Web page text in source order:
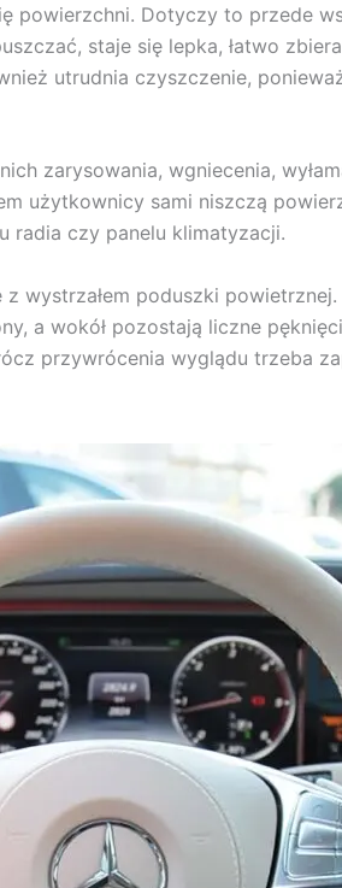
powierzchni. Dotyczy to przede
staje się lepka, łatwo
utrudnia czyszczenie,
zarysowania, wgniecenia,
użytkownicy sami niszczą
radia czy panelu klimatyzacji.
wystrzałem poduszki
a wokół pozostają liczne
przywrócenia wyglądu trzeba